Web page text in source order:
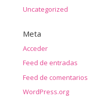
Uncategorized
Meta
Acceder
Feed de entradas
Feed de comentarios
WordPress.org